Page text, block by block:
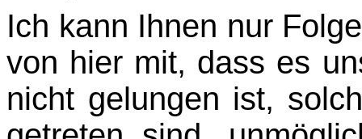
Ich kann Ihnen nur
von hier mit, dass es
nicht gelungen ist,